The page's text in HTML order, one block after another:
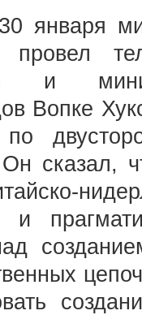
января
и
Вопке
сказал,
и